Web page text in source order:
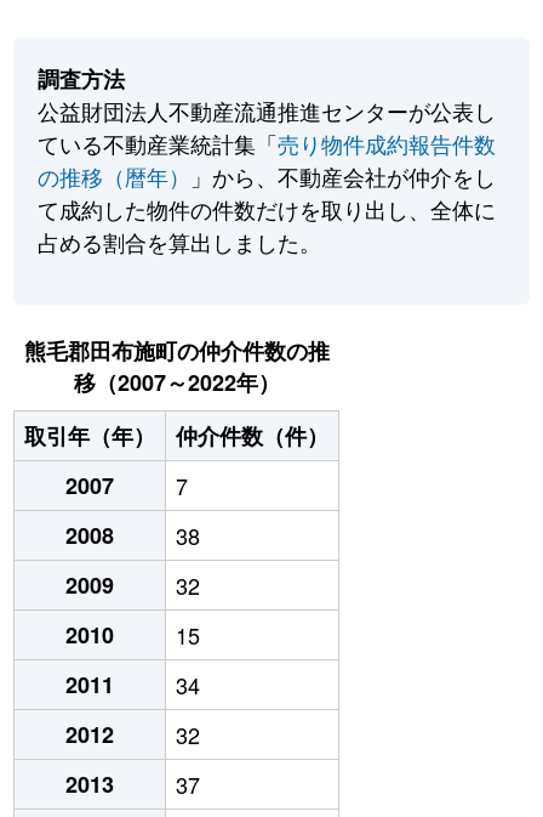
調査方法
公益財団法人不動産流通推進センターが公表し
ている不動産業統計集「売り物件成約報告件数
の推移（暦年）
」から、不動産会社が仲介をし
て成約した物件の件数だけを取り出し、全体に
占める割合を算出しました。
熊毛郡田布施町の仲介件数の推
移（2007～2022年）
取引年（年）
仲介件数（件）
2007
7
2008
38
2009
32
2010
15
2011
34
2012
32
2013
37